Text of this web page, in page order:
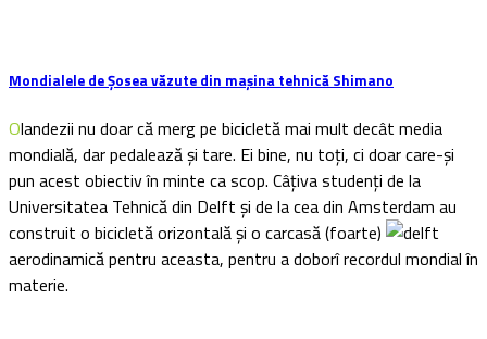
Mondialele de Șosea văzute din mașina tehnică Shimano
Olandezii nu doar că merg pe bicicletă mai mult decât media
mondială, dar pedalează și tare. Ei bine, nu toți, ci doar care-și
pun acest obiectiv în minte ca scop. Câțiva studenți de la
Universitatea Tehnică din Delft și de la cea din Amsterdam au
construit o bicicletă orizontală și o carcasă (foarte)
aerodinamică pentru aceasta, pentru a doborî recordul mondial în
materie.